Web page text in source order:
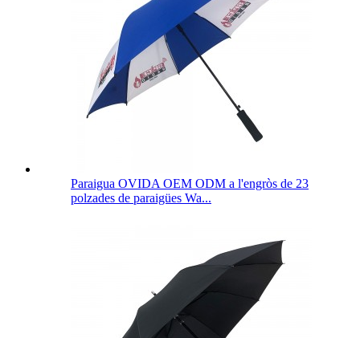
Paraigua OVIDA OEM ODM a l'engròs de 23
polzades de paraigües Wa...